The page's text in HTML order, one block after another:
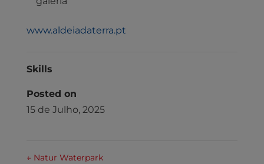
www.aldeiadaterra.pt
Skills
Posted on
15 de Julho, 2025
←Natur Waterpark